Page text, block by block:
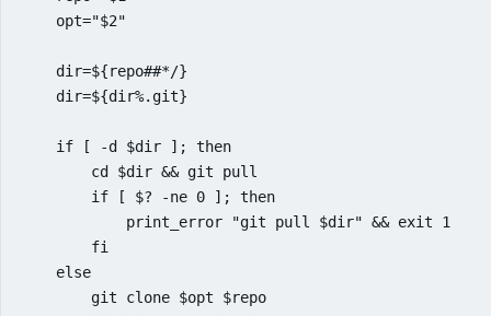
    opt="$2"
    dir=${repo##*/}
    dir=${dir%.git}
    if [ -d $dir ]; then
        cd $dir && git pull
        if [ $? -ne 0 ]; then
            print_error "git pull $dir" && exit 1
        fi
    else
        git clone $opt $repo